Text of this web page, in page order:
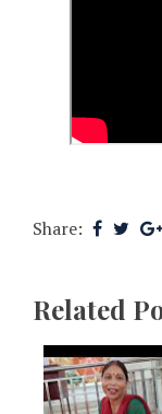
Share:
Related